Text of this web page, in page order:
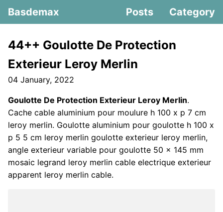
Basdemax Posts Category
44++ Goulotte De Protection
Exterieur Leroy Merlin
04 January, 2022
Goulotte De Protection Exterieur Leroy Merlin.
Cache cable aluminium pour moulure h 100 x p 7 cm
leroy merlin. Goulotte aluminium pour goulotte h 100 x
p 5 5 cm leroy merlin goulotte exterieur leroy merlin,
angle exterieur variable pour goulotte 50 x 145 mm
mosaic legrand leroy merlin cable electrique exterieur
apparent leroy merlin cable.